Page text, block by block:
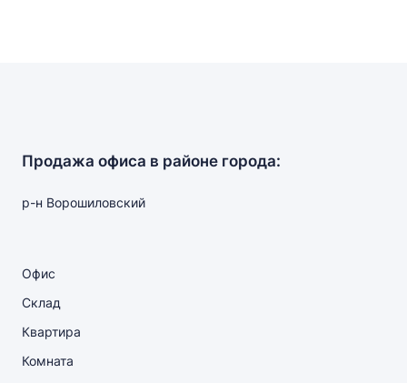
Продажа офиса в районе города:
р-н Ворошиловский
Офис
Склад
Квартира
Комната